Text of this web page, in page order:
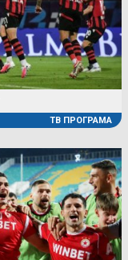
ТВ ПРОГРАМА